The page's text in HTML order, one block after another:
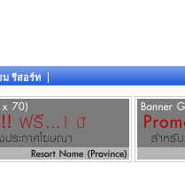
ม รีสอร์ท